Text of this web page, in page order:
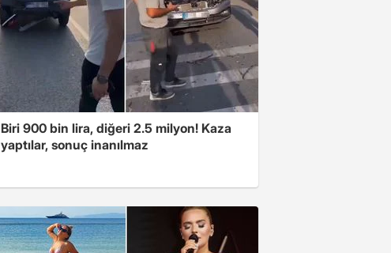
Biri 900 bin lira, diğeri 2.5 milyon! Kaza
yaptılar, sonuç inanılmaz